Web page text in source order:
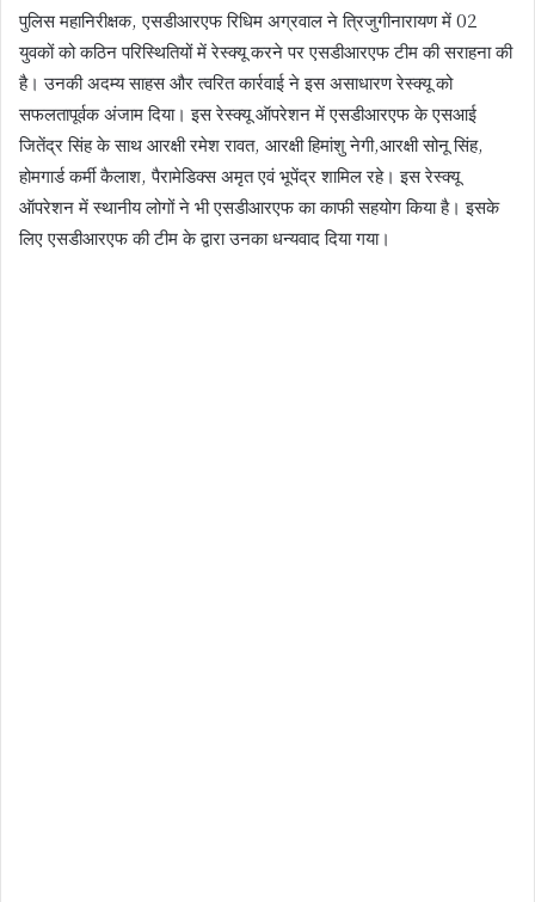
पुलिस महानिरीक्षक, एसडीआरएफ रिधिम अग्रवाल ने त्रिजुगीनारायण में 02
युवकों को कठिन परिस्थितियों में रेस्क्यू करने पर एसडीआरएफ टीम की सराहना की
है। उनकी अदम्य साहस और त्वरित कार्रवाई ने इस असाधारण रेस्क्यू को
सफलतापूर्वक अंजाम दिया। इस रेस्क्यू ऑपरेशन में एसडीआरएफ के एसआई
जितेंद्र सिंह के साथ आरक्षी रमेश रावत, आरक्षी हिमांशु नेगी,आरक्षी सोनू सिंह,
होमगार्ड कर्मी कैलाश, पैरामेडिक्स अमृत एवं भूपेंद्र शामिल रहे। इस रेस्क्यू
ऑपरेशन में स्थानीय लोगों ने भी एसडीआरएफ का काफी सहयोग किया है। इसके
लिए एसडीआरएफ की टीम के द्वारा उनका धन्यवाद दिया गया।